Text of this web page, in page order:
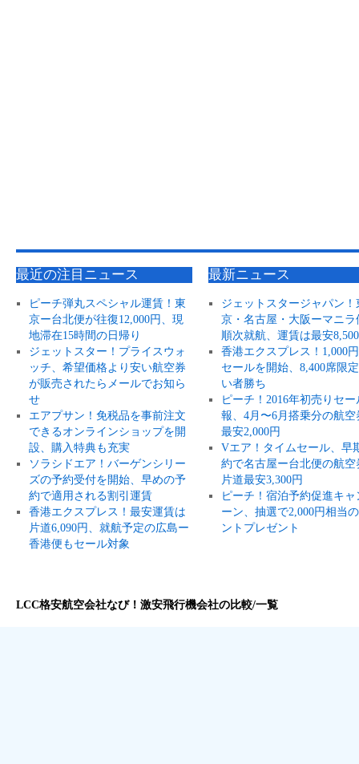
最近の注目ニュース
ピーチ弾丸スペシャル運賃！東
京ー台北便が往復12,000円、現
地滞在15時間の日帰り
ジェットスター！プライスウォ
ッチ、希望価格より安い航空券
が販売されたらメールでお知ら
せ
エアプサン！免税品を事前注文
できるオンラインショップを開
設、購入特典も充実
ソラシドエア！バーゲンシリー
ズの予約受付を開始、早めの予
約で適用される割引運賃
香港エクスプレス！最安運賃は
片道6,090円、就航予定の広島ー
香港便もセール対象
最新ニュース
ジェットスタージャパン！
京・名古屋・大阪ーマニラ
順次就航、運賃は最安
香港エクスプレス！1,000
セールを開始、8,400席限
い者勝ち
ピーチ！2016年初売りセー
報、4月〜6月搭乗分の航空
最安2,000円
Vエア！タイムセール、早
約で名古屋ー台北便の航空
片道最安3,300円
ピーチ！宿泊予約促進キャ
ーン、抽選で2,000円相当
ントプレゼント
LCC格安航空会社なび！激安飛行機会社の比較/一覧